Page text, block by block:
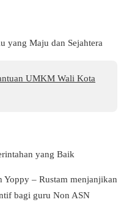
yang Maju dan Sejahtera
UMKM Wali Kota
yang Baik
Yoppy – Rustam menjanjikan
bagi guru Non ASN